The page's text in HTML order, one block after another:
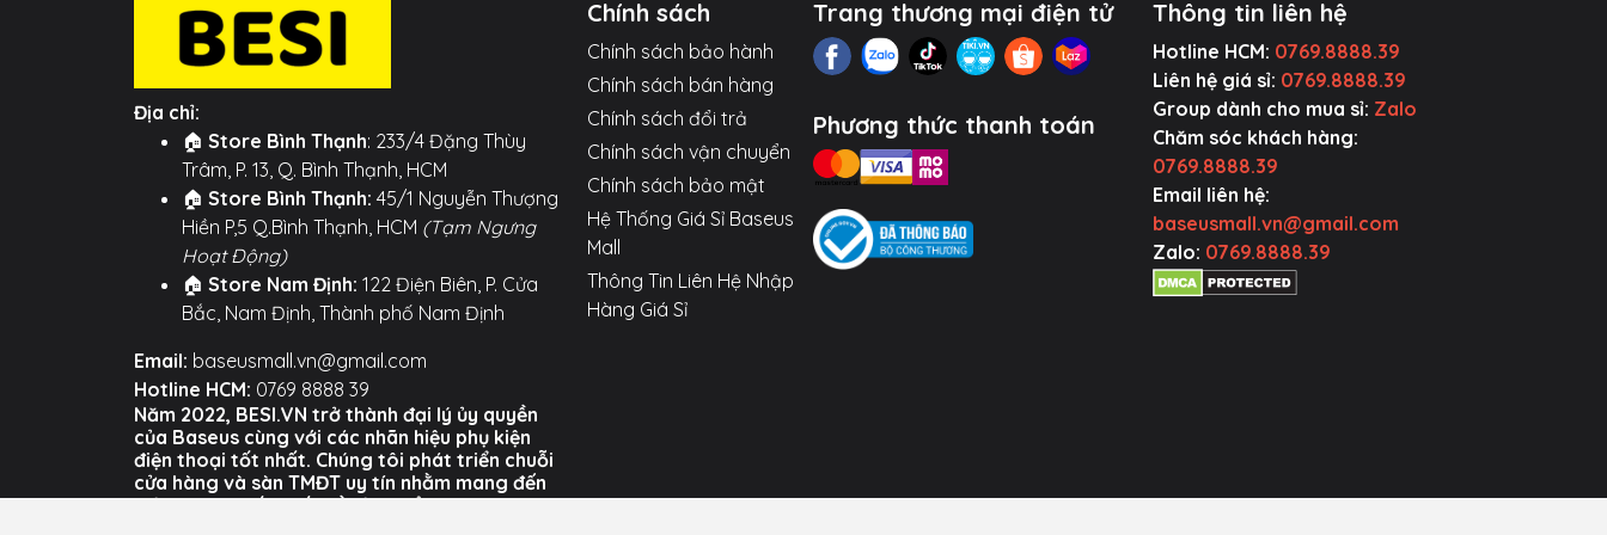
Địa chỉ:
🏠 Store Bình Thạnh: 233/4 Đặng Thùy
Trâm, P. 13, Q. Bình Thạnh, HCM
🏠 Store Bình Thạnh: 45/1 Nguyễn Thượng
Hiền P,5 Q.Bình Thạnh, HCM (Tạm Ngưng
Hoạt Động)
🏠 Store Nam Định: 122 Điện Biên, P. Cửa
Bắc, Nam Định, Thành phố Nam Định
Email: baseusmall.vn@gmail.com
Hotline HCM: 0769 8888 39
Năm 2022, BESI.VN trở thành đại lý ủy quyền
của Baseus cùng với các nhãn hiệu phụ kiện
điện thoại tốt nhất. Chúng tôi phát triển chuỗi
cửa hàng và sàn TMĐT uy tín nhằm mang đến
trải nghiệm tốt nhất về sản phẩm và dịch vụ
Chính sách
Chính sách bảo hành
Chính sách bán hàng
Chính sách đổi trả
Chính sách vận chuyển
Chính sách bảo mật
Hệ Thống Giá Sỉ Baseus
Mall
Thông Tin Liên Hệ Nhập
Hàng Giá Sỉ
Trang thương mại điện tử
Phương thức thanh toán
Thông tin liên hệ
Hotline HCM: 0769.8888.39
Liên hệ giá sỉ: 0769.8888.39
Group dành cho mua sỉ: Zalo
Chăm sóc khách hàng:
0769.8888.39
Email liên hệ:
baseusmall.vn@gmail.com
Zalo: 0769.8888.39